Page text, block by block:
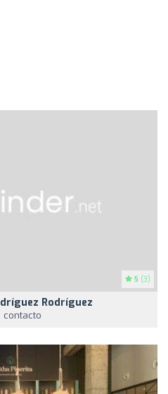
5 (3)
Rodríguez
contacto